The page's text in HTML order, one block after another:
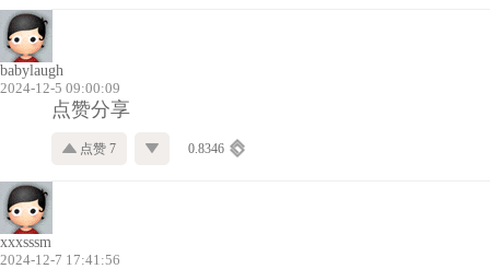
babylaugh
2024-12-5 09:00:09
点赞分享
点赞 7 0.8346
xxxsssm
2024-12-7 17:41:56